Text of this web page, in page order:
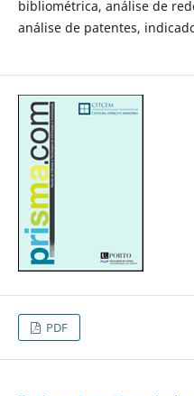
bibliométrica, análise de
análise de patentes,
PDF